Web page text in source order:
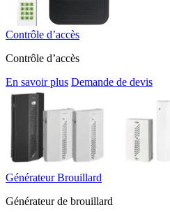
Contrôle d’accès
Contrôle d’accès
En savoir plus Demande de devis
Générateur Brouillard
Générateur de brouillard